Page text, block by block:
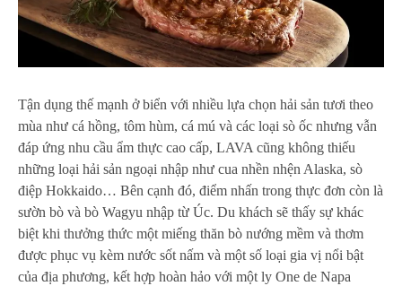
Tận dụng thế mạnh ở biển với nhiều lựa chọn hải sản tươi theo
mùa như cá hồng, tôm hùm, cá mú và các loại sò ốc nhưng vẫn
đáp ứng nhu cầu ẩm thực cao cấp, LAVA cũng không thiếu
những loại hải sản ngoại nhập như cua nhền nhện Alaska, sò
điệp Hokkaido… Bên cạnh đó, điểm nhấn trong thực đơn còn là
sườn bò và bò Wagyu nhập từ Úc. Du khách sẽ thấy sự khác
biệt khi thưởng thức một miếng thăn bò nướng mềm và thơm
được phục vụ kèm nước sốt nấm và một số loại gia vị nổi bật
của địa phương, kết hợp hoàn hảo với một ly One de Napa